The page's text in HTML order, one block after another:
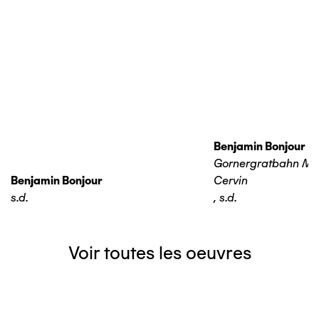
Benjamin Bonjour
s.d.
Benjamin Bonjour
Gornergratbahn
Cervin
, s.d.
Voir toutes les oeuvres